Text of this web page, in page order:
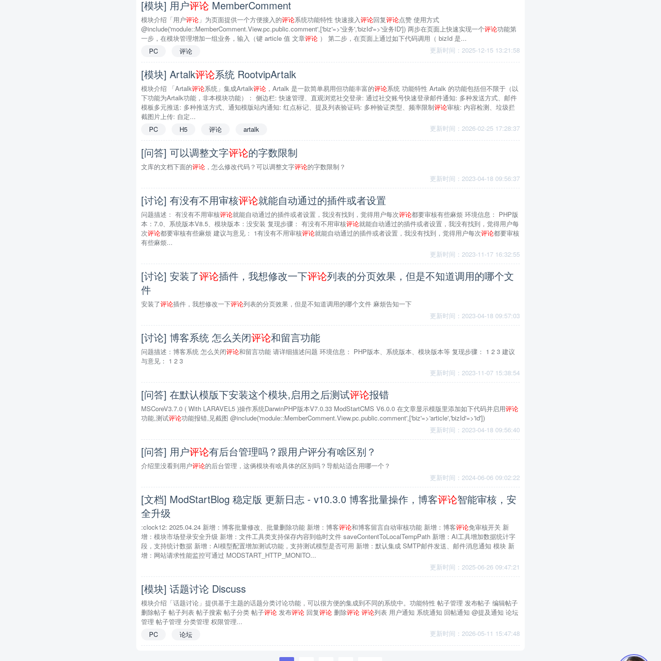
[模块] 用户评论 MemberComment
模块介绍「用户评论 」为页面提供一个方便接入的评论系统功能特性 快速接入评论回复评论点赞 使用方式
@include('module::MemberComment.View.pc.public.comment',['biz'=>'业务','bizId'=>'业务ID']) 两步在页面上快速实现一个评论功能第
一步，在模块管理增加一组业务，输入（键 article 值 文章评论 ） 第二步，在页面上通过如下代码调用（ bizId 是...
PC
评论 更新时间：2025-12-15 13:21:58
[模块] Artalk评论系统 RootvipArtalk
模块介绍 「Artalk评论系统」集成Artalk评论 ，Artalk 是一款简单易用但功能丰富的评论系统 功能特性 Artalk 的功能包括但不限于（以
下功能为Artalk功能，非本模块功能）： 侧边栏: 快速管理、直观浏览社交登录: 通过社交账号快速登录邮件通知: 多种发送方式、邮件
模板多元推送: 多种推送方式、通知模版站内通知: 红点标记、提及列表验证码: 多种验证类型、频率限制评论审核: 内容检测、垃圾拦
截图片上传: 自定...
PC
H5 评论 artalk 更新时间：2026-02-25 17:28:37
[问答] 可以调整文字评论的字数限制
文库的文档下面的评论 ，怎么修改代码？可以调整文字评论的字数限制？
更新时间：2023-04-18 09:56:37
[讨论] 有没有不用审核评论就能自动通过的插件或者设置
问题描述： 有没有不用审核评论就能自动通过的插件或者设置，我没有找到，觉得用户每次评论都要审核有些麻烦 环境信息： PHP版
本：7.0、系统版本V8.5、模块版本：没安装 复现步骤： 有没有不用审核评论就能自动通过的插件或者设置，我没有找到，觉得用户每
次评论都要审核有些麻烦 建议与意见： 1有没有不用审核评论就能自动通过的插件或者设置，我没有找到，觉得用户每次评论都要审核
有些麻烦...
更新时间：2023-11-17 16:32:55
[讨论] 安装了评论插件，我想修改一下评论列表的分页效果，但是不知道调用的哪个文
件
安装了评论插件，我想修改一下评论列表的分页效果，但是不知道调用的哪个文件 麻烦告知一下
更新时间：2023-04-18 09:57:03
[讨论] 博客系统 怎么关闭评论和留言功能
问题描述：博客系统 怎么关闭评论和留言功能 请详细描述问题 环境信息： PHP版本、系统版本、模块版本等 复现步骤： 1 2 3 建议
与意见： 1 2 3
更新时间：2023-11-07 15:38:54
[问答] 在默认模版下安装这个模块,启用之后测试评论报错
MSCoreV3.7.0 ( With LARAVEL5 )操作系统DarwinPHP版本V7.0.33 ModStartCMS V6.0.0 在文章显示模版里添加如下代码并启用评论
功能,测试评论功能报错,见截图 @include('module::MemberComment.View.pc.public.comment',['biz'=>'article','bizId'=>'id'])
更新时间：2023-04-18 09:56:40
[问答] 用户评论有后台管理吗？跟用户评分有啥区别？
介绍里没看到用户评论的后台管理，这俩模块有啥具体的区别吗？导航站适合用哪一个？
更新时间：2024-06-06 09:02:22
[文档] ModStartBlog 稳定版 更新日志 - v10.3.0 博客批量操作，博客评论智能审核，安
全升级
:clock12: 2025.04.24 新增：博客批量修改、批量删除功能 新增：博客评论和博客留言自动审核功能 新增：博客评论免审核开关 新
增：模块市场登录安全升级 新增：文件工具类支持保存内容到临时文件 saveContentToLocalTempPath 新增：AI工具增加数据统计字
段，支持统计数据 新增：AI模型配置增加测试功能，支持测试模型是否可用 新增：默认集成 SMTP邮件发送、邮件消息通知 模块 新
增：网站请求性能监控可通过 MODSTART_HTTP_MONITO...
更新时间：2025-06-26 09:47:21
[模块] 话题讨论 Discuss
模块介绍「话题讨论」提供基于主题的话题分类讨论功能，可以很方便的集成到不同的系统中。功能特性 帖子管理 发布帖子 编辑帖子
删除帖子 帖子列表 帖子搜索 帖子分类 帖子评论 发布评论 回复评论 删除评论 评论列表 用户通知 系统通知 回帖通知 @提及通知 论坛
管理 帖子管理 分类管理 权限管理...
PC
论坛 更新时间：2026-05-11 15:47:48